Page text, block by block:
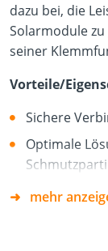
dazu bei, die
Solarmodule
seiner
Vorteile/
Sichere
Optimale
Material
mehr